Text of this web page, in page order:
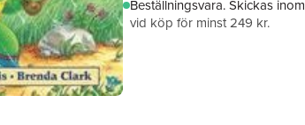
Beställningsvara.Skickas
vid köp för minst 249 kr.